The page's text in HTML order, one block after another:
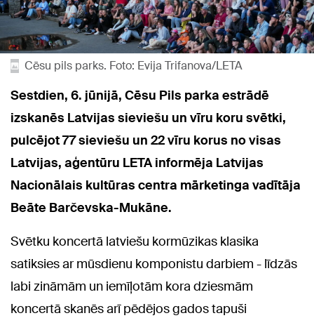
Cēsu pils parks. Foto: Evija Trifanova/LETA
Sestdien, 6. jūnijā, Cēsu Pils parka estrādē
izskanēs Latvijas sieviešu un vīru koru svētki,
pulcējot 77 sieviešu un 22 vīru korus no visas
Latvijas, aģentūru LETA informēja Latvijas
Nacionālais kultūras centra mārketinga vadītāja
Beāte Barčevska-Mukāne.
Svētku koncertā latviešu kormūzikas klasika
satiksies ar mūsdienu komponistu darbiem - līdzās
labi zināmām un iemīļotām kora dziesmām
koncertā skanēs arī pēdējos gados tapuši